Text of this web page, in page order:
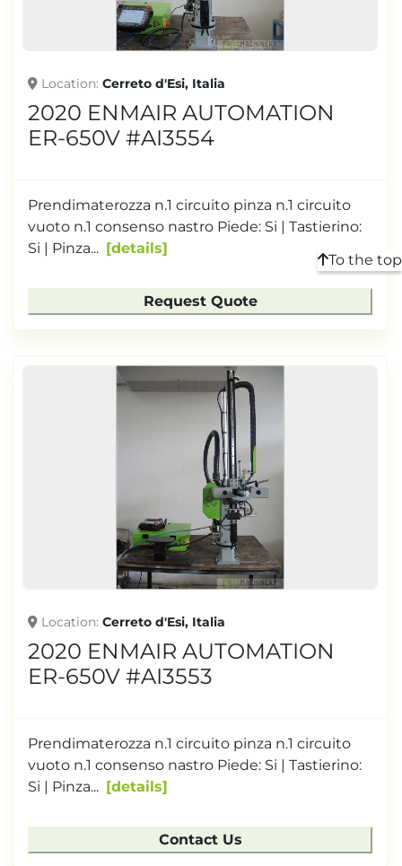
Location Cerreto d'Esi, Italia
2020 ENMAIR AUTOMATION
ER-650V #AI3554
Prendimaterozza n.1 circuito pinza n.1 circuito
vuoto n.1 consenso nastro Piede: Si | Tastierino:
Si | Pinza...
details
Request Quote
Location Cerreto d'Esi, Italia
2020 ENMAIR AUTOMATION
ER-650V #AI3553
Prendimaterozza n.1 circuito pinza n.1 circuito
vuoto n.1 consenso nastro Piede: Si | Tastierino:
Si | Pinza...
details
Contact Us
To the top